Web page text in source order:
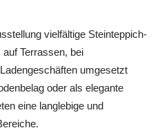
vielfältige Steinteppich-
Terrassen, bei
umgesetzt
oder als elegante
eine langlebige und